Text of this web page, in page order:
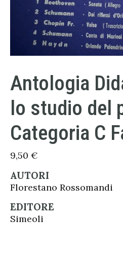
Antologia
lo studio del
Categoria C
9,50 €
AUTORI
Florestano Rossomandi
EDITORE
Simeoli